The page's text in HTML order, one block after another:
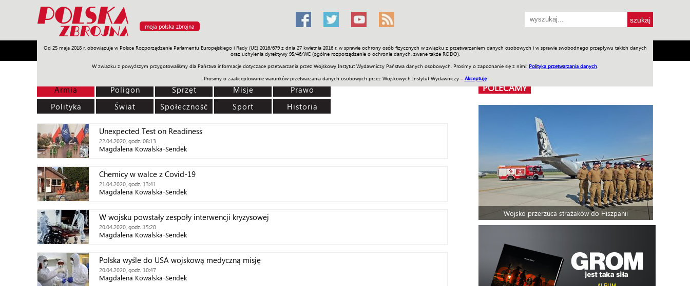
moja polska zbrojna
Od 25 maja 2018 r. obowiązuje w Polsce Rozporządzenie Parlamentu Europejskiego i Rady (UE) 2016/679 z dnia 27 kwietnia 2016 r. w sprawie ochrony osób fizycznych w związku z przetwarzaniem danych osobowych i w sprawie swobodnego przepływu takich danych
oraz uchylenia dyrektywy 95/46/WE (ogólne rozporządzenie o ochronie danych, zwane także RODO).
W związku z powyższym przygotowaliśmy dla Państwa informacje dotyczące przetwarzania przez Wojskowy Instytut Wydawniczy Państwa danych osobowych. Prosimy o zapoznanie się z nimi: Polityka przetwarzania danych
Prosimy o zaakceptowanie warunków przetwarzania danych osobowych przez Wojskowych Instytut Wydawniczy – Akceptuję
Armia Poligon Sprzęt Misje Polityka Prawo Świat Społeczność Sport Historia Galerie Wideo ENGLISH SKLEP Jednodniówki Praca w WIW
Armia Poligon Sprzęt Misje
Prawo
Polityka
Świat Społeczność Sport Historia
Unexpected Test on Readiness
22.04.2020, godz. 08:13
Magdalena Kowalska-Sendek
Chemicy w walce z Covid-19
21.04.2020, godz. 13:41
Magdalena Kowalska-Sendek
W wojsku powstały zespoły interwencji kryzysowej
20.04.2020, godz. 15:20
Magdalena Kowalska-Sendek
Polska wyśle do USA wojskową medyczną misję
20.04.2020, godz. 10:47
Magdalena Kowalska-Sendek
POLECAMY
Wojsko przerzuca strażaków do Hiszpanii